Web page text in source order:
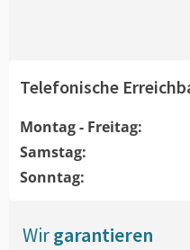
Telefonische
Montag - Freitag:
Samstag:
Sonntag:
Wirgarantieren